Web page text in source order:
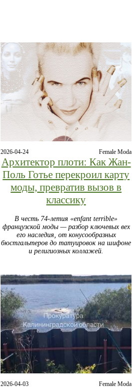
2026-04-24 Female Moda
Архитектор плоти: Как Жан-
Поль Готье перекроил карту
моды, превратив вызов в
классику
В честь 74-летия «enfant terrible»
французской моды — разбор ключевых вех
его наследия, от конусообразных
бюстгальтеров до татуировок на шифоне
и религиозных коллажей.
2026-04-03 Female Moda